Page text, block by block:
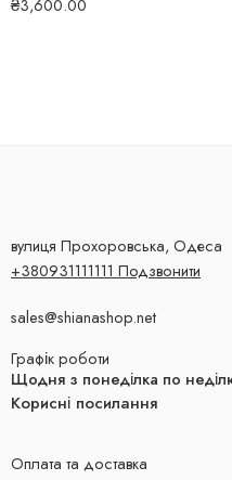
вулиця Прохоровська, Одеса
+380931111111 Подзвонити
sales@shianashop.net
Графік роботи
Щодня з понеділка по
Корисні посилання
Оплата та доставка